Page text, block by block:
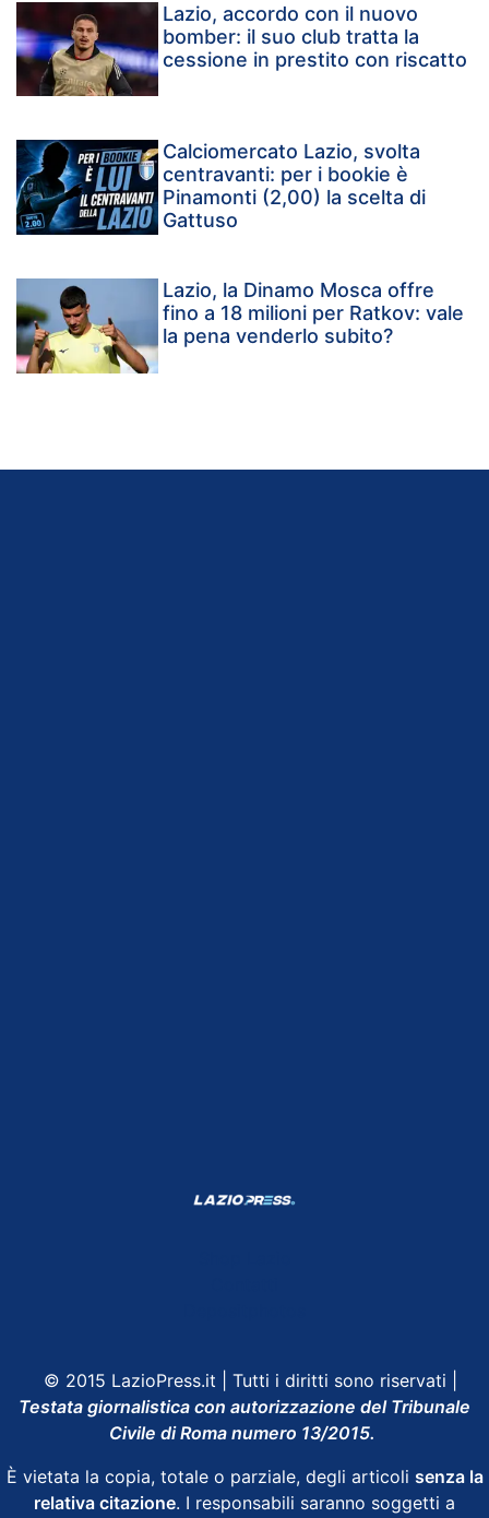
Lazio, accordo con il nuovo
bomber: il suo club tratta la
cessione in prestito con riscatto
Calciomercato Lazio, svolta
centravanti: per i bookie è
Pinamonti (2,00) la scelta di
Gattuso
Lazio, la Dinamo Mosca offre
fino a 18 milioni per Ratkov: vale
la pena venderlo subito?
© 2015 LazioPress.it | Tutti i diritti sono riservati |
Testata giornalistica con autorizzazione del Tribunale
Civile di Roma numero 13/2015.
È vietata la copia, totale o parziale, degli articoli senza la
relativa citazione. I responsabili saranno soggetti a